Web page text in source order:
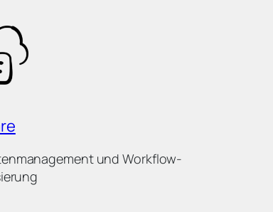
und Workflow-